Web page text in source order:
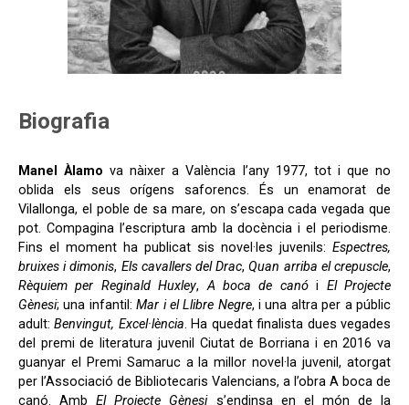
Biografia
Manel Àlamo va nàixer a València l’any 1977, tot i que no
oblida els seus orígens saforencs. És un enamorat de
Vilallonga, el poble de sa mare, on s’escapa cada vegada que
pot. Compagina l’escriptura amb la docència i el periodisme.
Fins el moment ha publicat sis novel·les juvenils: Espectres,
bruixes i dimonis, Els cavallers del Drac,Quan arriba el crepuscle,
Rèquiem per Reginald Huxley,A boca de canói El Projecte
Gènesi; una infantil:Mar i el Llibre Negre, i una altra per a públic
adult:Benvingut, Excel·lència. Ha quedat finalista dues vegades
del premi de literatura juvenil Ciutat de Borriana i en 2016 va
guanyar el Premi Samaruc a la millor novel·la juvenil, atorgat
per l’Associació de Bibliotecaris Valencians, a l’obra A boca de
canó. AmbEl Projecte Gènesis’endinsa en el món de la